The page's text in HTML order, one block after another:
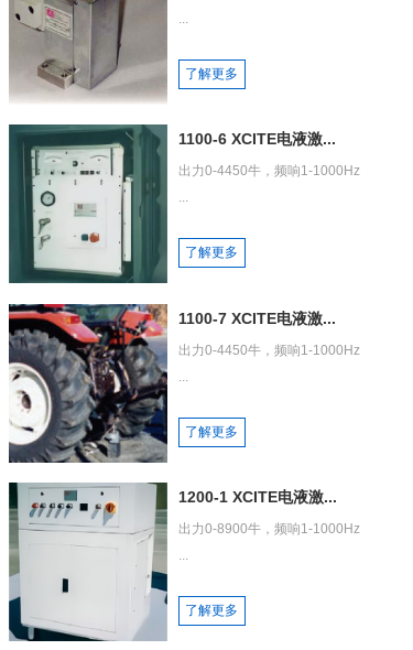
了解更多
1100-6 XCITE电液激...
出力0-4450牛，频响1-1000Hz
...
了解更多
1100-7 XCITE电液激...
出力0-4450牛，频响1-1000Hz
了解更多
1200-1 XCITE电液激...
出力0-8900牛，频响1-1000Hz
...
了解更多